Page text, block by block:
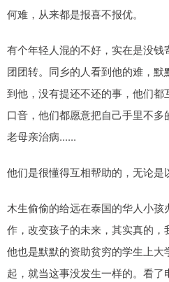
何难，从来都是报喜不报优。
有个年轻人混的不好，实在是没
团团转。同乡的人看到他的难，
到他，没有提还不还的事，他们
口音，他们都愿意把自己手里不
老母亲治病......
他们是很懂得互相帮助的，无论是
木生偷偷的给远在泰国的华人小
作，改变孩子的未来，其实真的，
他也是默默的资助贫穷的学生上
起，就当这事没发生一样的。看了